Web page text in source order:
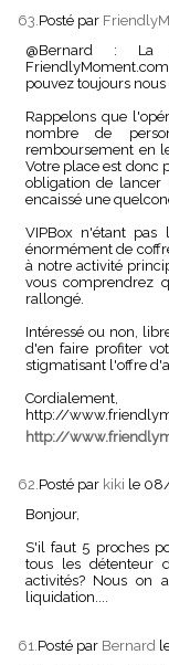
63.Posté par
@Bernard :
pouvez toujours nous
Rappelons que
nombre de
remboursement en
Votre place est donc
obligation de lancer
encaissé une
VIPBox n'étant pas
énormément de
à notre activité
vous comprendrez
rallongé.
Intéressé ou non,
d'en faire profiter
stigmatisant l'offre
Cordialement,
http://
http://
62.Posté par kiki le
Bonjour,
S'il faut 5 proches
tous les détenteur
activités? Nous on
liquidation....
61. Posté par Bernard